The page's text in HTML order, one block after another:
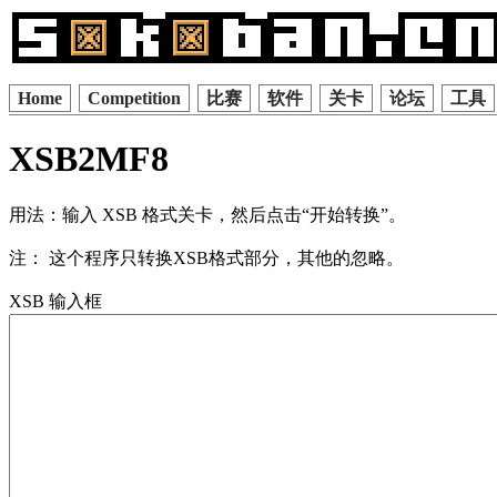
Home Competition 比赛 软件 关卡 论坛 工具
XSB2MF8
用法：输入 XSB 格式关卡，然后点击“开始转换”。
注： 这个程序只转换XSB格式部分，其他的忽略。
XSB 输入框